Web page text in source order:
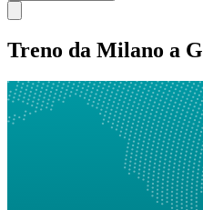
Treno da Milano a